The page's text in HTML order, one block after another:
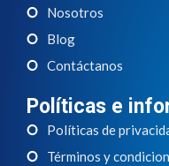
Nosotros
Blog
Contáctanos
Políticas e
Políticas de
Términos y